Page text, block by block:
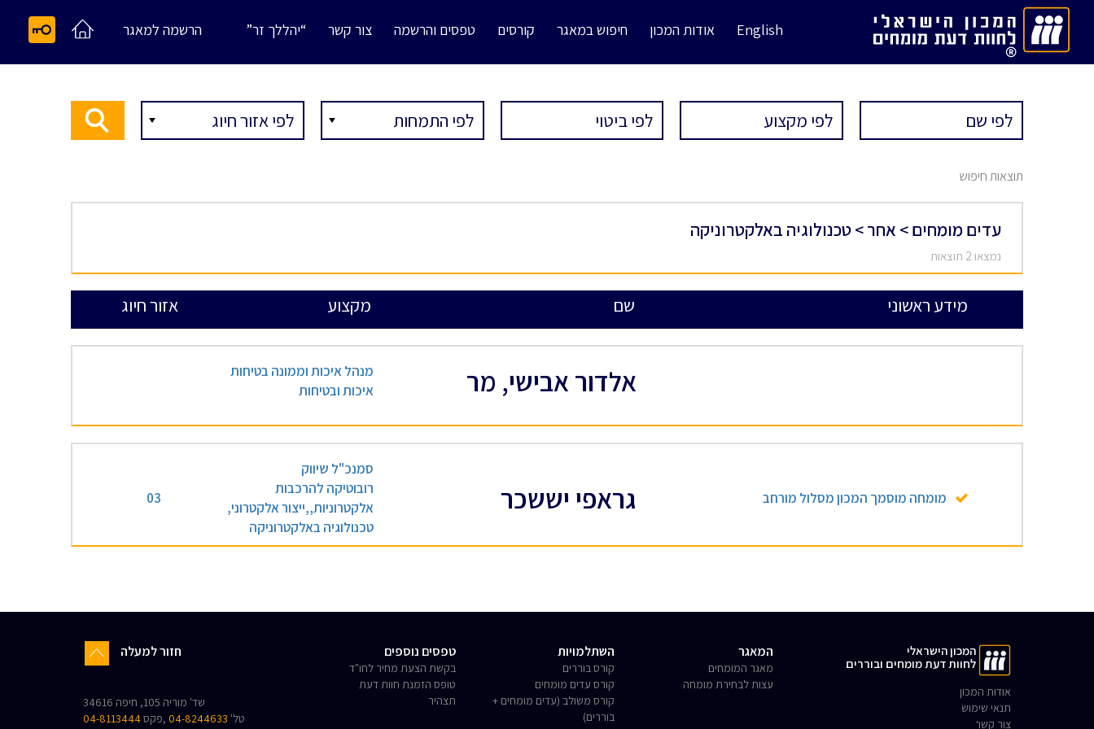
English אודות המכון חיפוש במאגר קורסים טפסים והרשמה צור קשר “יהללך זר” הרשמה למאגר
תוצאות חיפוש
עדים מומחים > אחר > טכנולוגיה באלקטרוניקה
נמצאו 2 תוצאות
מידע ראשוני שם מקצוע אזור חיוג
אלדור אבישי, מר
מנהל איכות וממונה בטיחות
איכות ובטיחות
מומחה מוסמך המכון מסלול מורחב גראפי יששכר
סמנכ"ל שיווק
רובוטיקה להרכבות
אלקטרוניות,,ייצור אלקטרוני,
טכנולוגיה באלקטרוניקה
03
המכון הישראלי
לחוות דעת מומחים ובוררים
אודות המכון
תנאי שימוש
צור קשר
המאגר
מאגר המומחים
עצות לבחירת מומחה
השתלמויות
קורס בוררים
קורס עדים מומחים
קורס משולב (עדים מומחים +
בוררים)
טפסים נוספים
בקשת הצעת מחיר לחו"ד
טופס הזמנת חוות דעת
תצהיר
חזור למעלה
שד' מוריה 105, חיפה 34616
טל' 04-8244633 ,פקס04-8113444